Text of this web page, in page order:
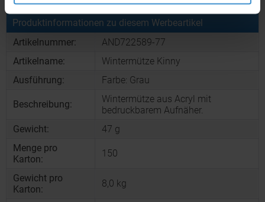
Produktinformationen zu diesem Werbeartikel
Artikelnummer:
AND722589-77
Artikelname:
Wintermütze Kinny
Ausführung:
Farbe: Grau
Beschreibung:
Wintermütze aus Acryl mit
bedruckbarem Aufnäher.
Gewicht:
47 g
Menge pro
Karton:
150
Gewicht pro
Karton:
8,0 kg